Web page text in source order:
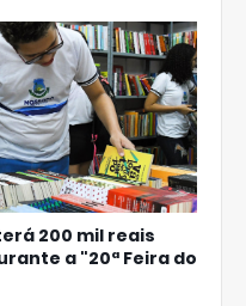
200 mil reais
a "20ª Feira do